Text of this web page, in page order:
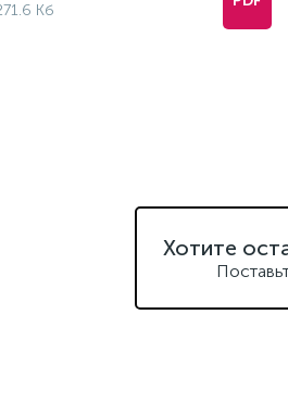
Кб
Хотите